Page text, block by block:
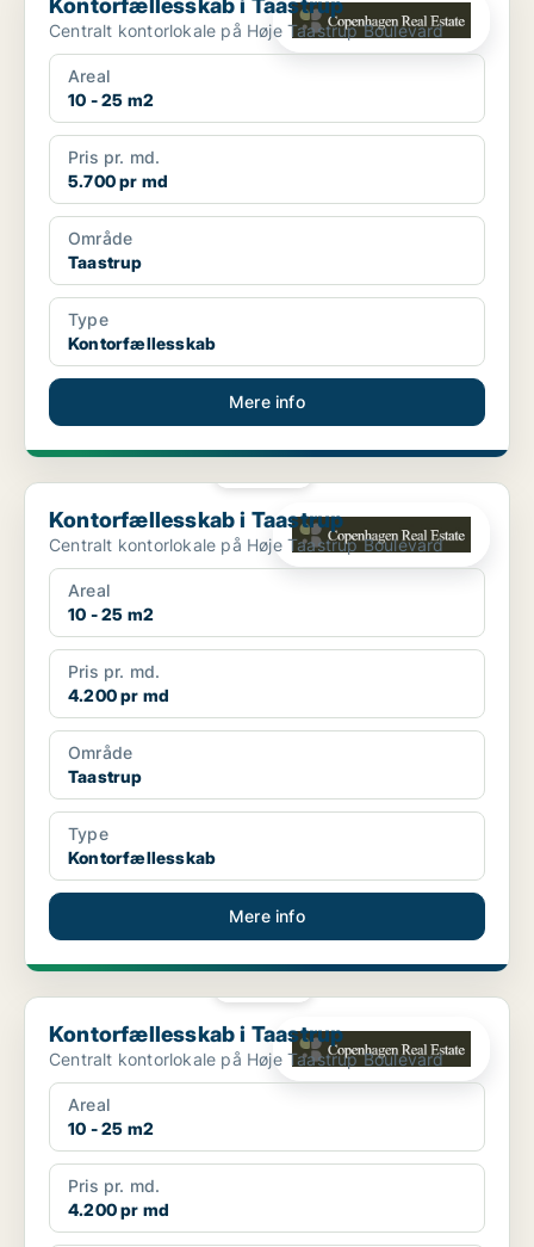
Kontorfællesskab i Taastrup
Centralt kontorlokale på Høje Taastrup Boulevard
Areal
10 - 25 m2
Pris pr. md.
5.700 pr md
Område
Taastrup
Type
Kontorfællesskab
Mere info
Kontorfællesskab i Taastrup
Kontorfællesskab i Taastrup
Centralt kontorlokale på Høje Taastrup Boulevard
Areal
10 - 25 m2
Pris pr. md.
4.200 pr md
Område
Taastrup
Type
Kontorfællesskab
Mere info
Kontorfællesskab i Taastrup
Kontorfællesskab i Taastrup
Centralt kontorlokale på Høje Taastrup Boulevard
Areal
10 - 25 m2
Pris pr. md.
4.200 pr md